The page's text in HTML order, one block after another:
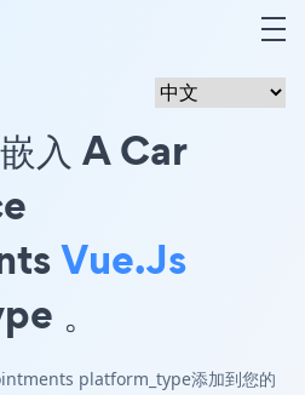
入 A Car
Vue.js
。
platform_type添加到您的